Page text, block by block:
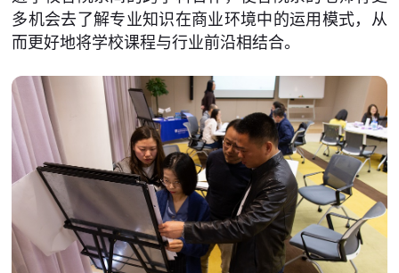
多机会去了解专业知识在商业环境中的运用模式，从
而更好地将学校课程与行业前沿相结合。